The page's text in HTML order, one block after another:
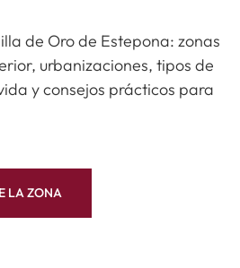
de Oro de Estepona: zonas
urbanizaciones, tipos de
y consejos prácticos para
LA ZONA